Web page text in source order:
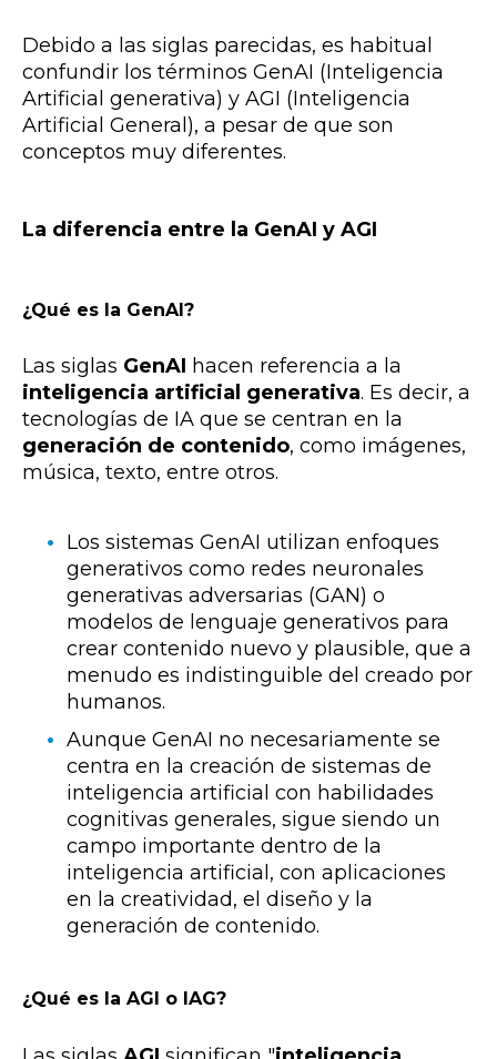
Debido a las siglas parecidas, es habitual
confundir los términos GenAI (Inteligencia
Artificial generativa) y AGI (Inteligencia
Artificial General), a pesar de que son
conceptos muy diferentes.
La diferencia entre la GenAI y AGI
¿Qué es la GenAI?
Las siglas GenAI hacen referencia a la
inteligencia artificial generativa. Es decir, a
tecnologías de IA que se centran en la
generación de contenido, como imágenes,
música, texto, entre otros.
Los sistemas GenAI utilizan enfoques
generativos como redes neuronales
generativas adversarias (GAN) o
modelos de lenguaje generativos para
crear contenido nuevo y plausible, que a
menudo es indistinguible del creado por
humanos.
Aunque GenAI no necesariamente se
centra en la creación de sistemas de
inteligencia artificial con habilidades
cognitivas generales, sigue siendo un
campo importante dentro de la
inteligencia artificial, con aplicaciones
en la creatividad, el diseño y la
generación de contenido.
¿Qué es la AGI o IAG?